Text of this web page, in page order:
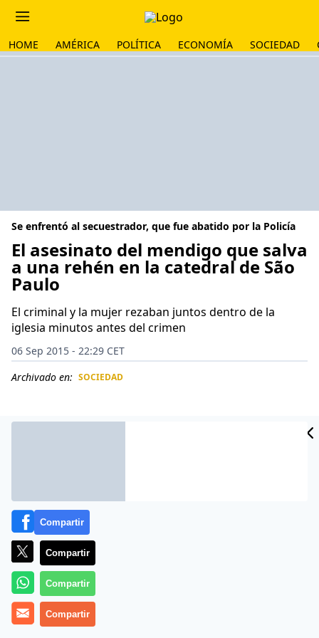
HOME AMÉRICA POLÍTICA ECONOMÍA SOCIEDAD
Se enfrentó al secuestrador, que fue abatido por la Policía
El asesinato del mendigo que salva
a una rehén en la catedral de São
Paulo
El criminal y la mujer rezaban juntos dentro de la
iglesia minutos antes del crimen
06 Sep 2015 - 22:29 CET
Archivado en: SOCIEDAD
Francisco Erasmo Rodrigues, de 61 años, recibió al
menos un disparo en el pecho tras abalanzarse sobre
Compartir
Compartir
Compartir
Compartir